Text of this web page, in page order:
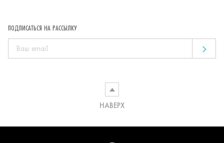
ПОДПИСАТЬСЯ НА РАССЫЛКУ
НАВЕРХ